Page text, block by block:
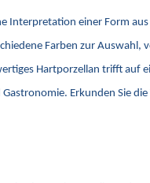
einer Form
Farben zur Auswahl,
Hartporzellan trifft auf
Erkunden Sie